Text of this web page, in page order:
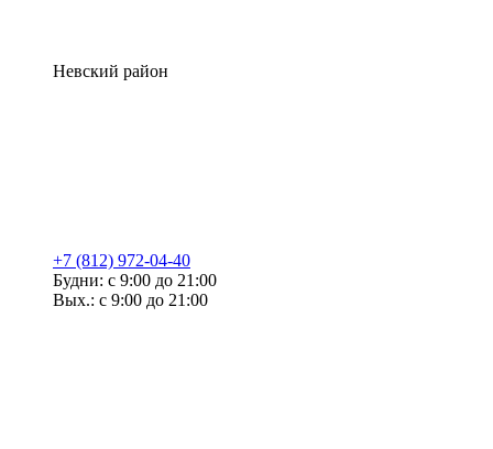
Невский район
+7 (812) 972-04-40
Будни: с 9:00 до 21:00
Вых.: с 9:00 до 21:00